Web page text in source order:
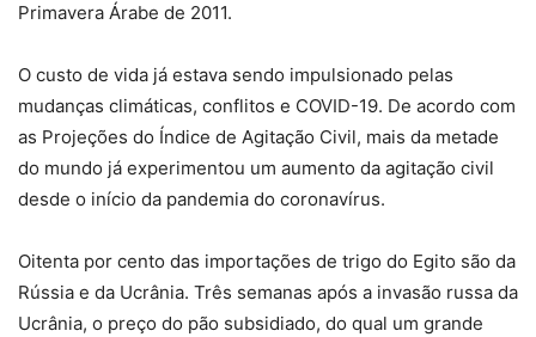
Primavera Árabe de 2011.
O custo de vida já estava sendo impulsionado pelas
mudanças climáticas, conflitos e COVID-19. De acordo com
as Projeções do Índice de Agitação Civil, mais da metade
do mundo já experimentou um aumento da agitação civil
desde o início da pandemia do coronavírus.
Oitenta por cento das importações de trigo do Egito são da
Rússia e da Ucrânia. Três semanas após a invasão russa da
Ucrânia, o preço do pão subsidiado, do qual um grande